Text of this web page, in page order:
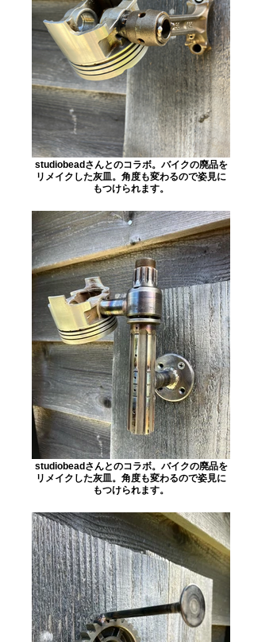
studiobeadさんとのコラボ。バイクの廃品を
リメイクした灰皿。角度も変わるので姿見に
もつけられます。
studiobeadさんとのコラボ。バイクの廃品を
リメイクした灰皿。角度も変わるので姿見に
もつけられます。